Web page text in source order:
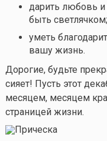
дарить любовь
быть светлячком;
уметь
вашу жизнь.
Дорогие, будьте
сияет! Пусть этот
месяцем, месяцем
страницей жизни.